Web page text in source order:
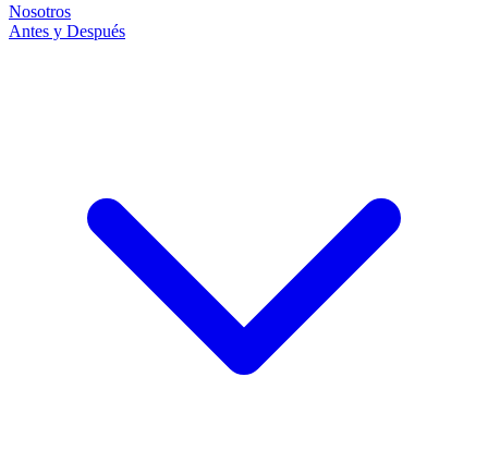
Nosotros
Antes y Después